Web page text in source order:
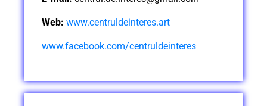
Web: www.centruldeinteres.art
www.facebook.com/centruldeinteres